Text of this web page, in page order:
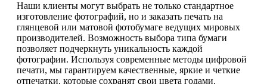
Наши клиенты могут выбрать не только стандартное
изготовление фотографий, но и заказать печать на
глянцевой или матовой фотобумаге ведущих мировых
производителей. Возможность выбора типа бумаги
позволяет подчеркнуть уникальность каждой
фотографии. Используя современные методы цифровой
печати, мы гарантируем качественные, яркие и четкие
отпечатки, которые сохранят свои цвета годами.